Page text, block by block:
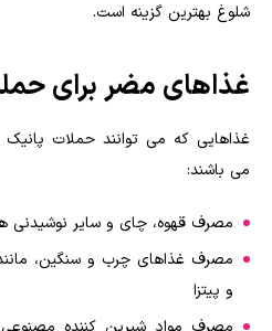
شلوغ بهترین گزینه است.
غذاهای مضر برای
غذاهایی که می توانند حملات پانیک
می باشند:
مصرف قهوه، چای و سایر نوشیدنی
مصرف غذاهای چرب و سنگین،
و پیتزا